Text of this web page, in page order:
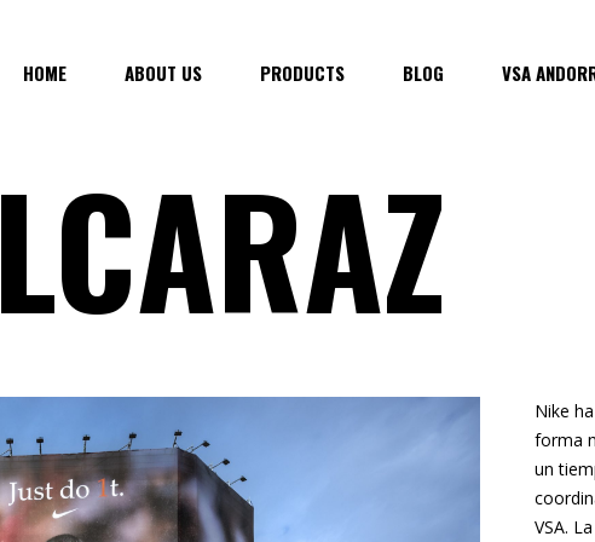
HOME ABOUT US PRODUCTS BLOG VSA
Nike
forma
un
VSA.